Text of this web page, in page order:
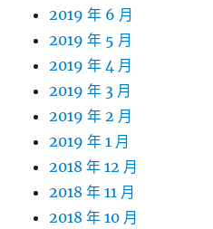
2019 年 6 月
2019 年 5 月
2019 年 4 月
2019 年 3 月
2019 年 2 月
2019 年 1 月
2018 年 12 月
2018 年 11 月
2018 年 10 月